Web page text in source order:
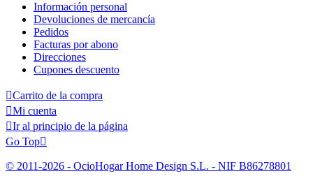
Información personal
Devoluciones de mercancía
Pedidos
Facturas por abono
Direcciones
Cupones descuento
Carrito de la compra
Mi cuenta
Ir al principio de la página
Go Top
© 2011-2026 - OcioHogar Home Design S.L. - NIF B86278801